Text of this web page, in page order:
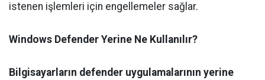
istenen işlemleri için engellemeler sağlar.
Windows Defender Yerine Ne Kullanılır?
Bilgisayarların defender uygulamalarının yerine